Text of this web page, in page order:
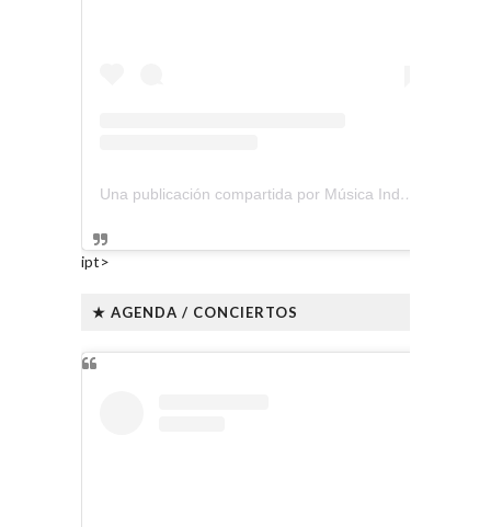
Una publicación compartida por Música Independiente Perú 🇵🇪 (@musica.independiente.peru)
ipt>
★ AGENDA / CONCIERTOS